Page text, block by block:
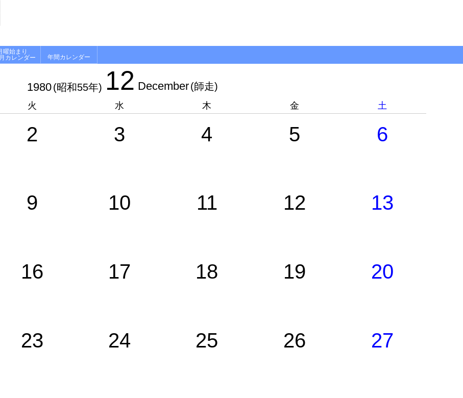
曜始まり
カレンダー
年間カレンダー
1980(昭和55年) 12 December(師走)
火 水 木 金 土
2 3 4 5 6
9 10 11 12 13
16 17 18 19 20
23 24 25 26 27